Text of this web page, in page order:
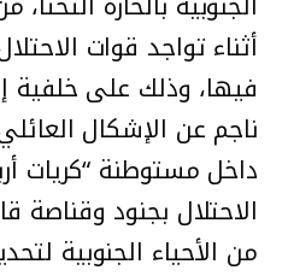
أثناء تواجد قوات
فيها، وذلك على
ناجم عن الإشكال
داخل مستوطنة “كريات
الاحتلال بجنود وقناصة
من الأحياء الجنوبية